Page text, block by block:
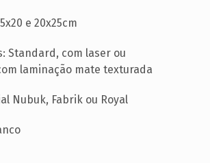
e 20x25cm
Standard, com laser ou
laminação mate texturada
Nubuk, Fabrik ou Royal